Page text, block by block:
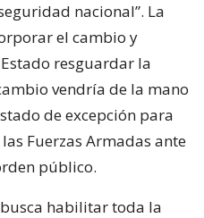
nacional”. La
el cambio y
resguardar la
vendría de la mano
de excepción para
Fuerzas Armadas ante
público.
habilitar toda la